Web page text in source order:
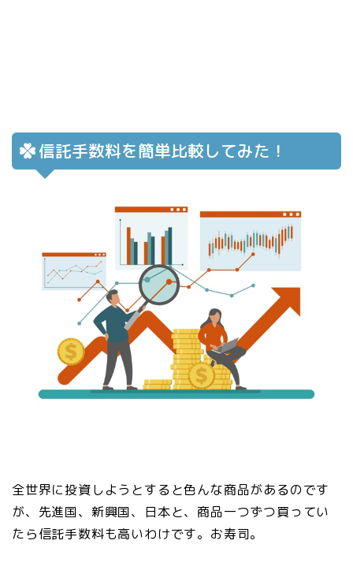
信託手数料を簡単比較してみた！
全世界に投資しようとすると色んな商品があるのです
が、先進国、新興国、日本と、商品一つずつ買ってい
たら信託手数料も高いわけです。お寿司。